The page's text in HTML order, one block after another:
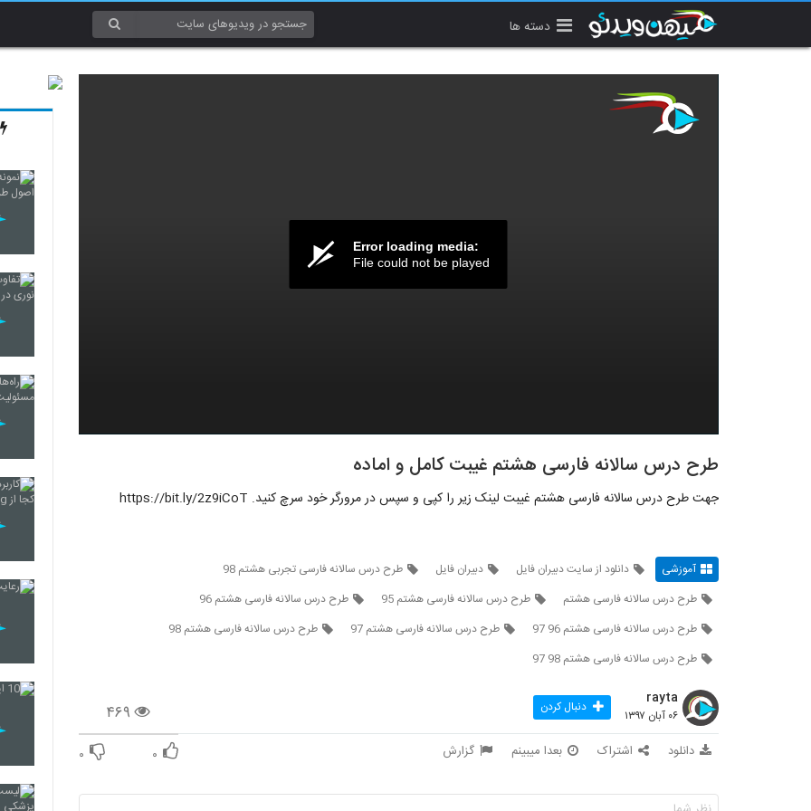
دسته ها
Error loading media:
File could not be played
طرح درس سالانه فارسی هشتم غیبت کامل و اماده
جهت طرح درس سالانه فارسی هشتم غیبت لینک زیر را کپی و سپس در مرورگر خود سرچ کنید. https://bit.ly/2z9iCoT
آموزشی دانلود از سایت دبیران فایل دبیران فایل
طرح درس سالانه فارسی تجربی هشتم 98
طرح درس سالانه فارسی هشتم
طرح درس سالانه فارسی هشتم 95
طرح درس سالانه فارسی هشتم 96
طرح درس سالانه فارسی هشتم 96 97
طرح درس سالانه فارسی هشتم 97
طرح درس سالانه فارسی هشتم 98
طرح درس سالانه فارسی هشتم 98 97
۴۶۹
rayta
۰۶ آبان ۱۳۹۷ دنبال کردن
دانلود اشتراک بعدا میبینم گزارش ۰ ۰